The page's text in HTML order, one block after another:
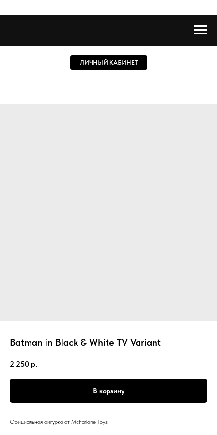
ЛИЧНЫЙ КАБИНЕТ
Batman in Black & White TV Variant
2 250 р.
В корзину
Официальная фигурка от McFarlane Toys